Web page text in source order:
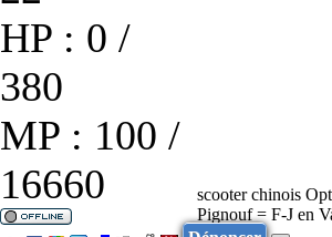
HP : 0 /
380
MP : 100 /
16660
scooter chinois
Pignouf = F-J en